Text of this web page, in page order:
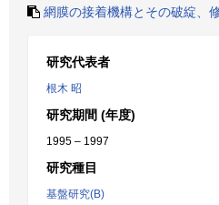
網膜の接着機構とその破綻、
研究代表者
根木 昭
研究期間 (年度)
1995 – 1997
研究種目
基盤研究(B)